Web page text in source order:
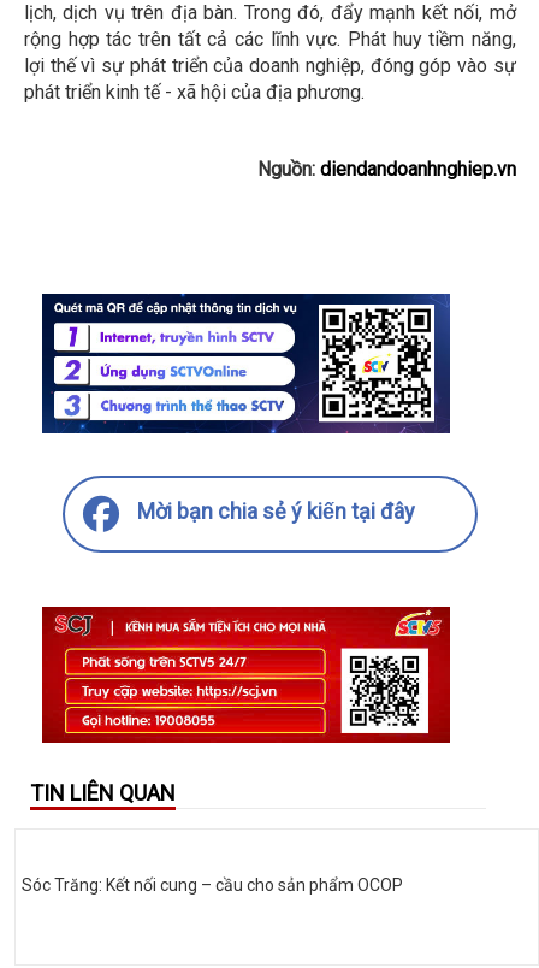
lịch, dịch vụ trên địa bàn. Trong đó, đẩy mạnh kết nối, mở
rộng hợp tác trên tất cả các lĩnh vực. Phát huy tiềm năng,
lợi thế vì sự phát triển của doanh nghiệp, đóng góp vào sự
phát triển kinh tế - xã hội của địa phương.
Nguồn: diendandoanhnghiep.vn
Mời bạn chia sẻ ý kiến tại đây
TIN LIÊN QUAN
Sóc Trăng: Kết nối cung – cầu cho sản phẩm OCOP